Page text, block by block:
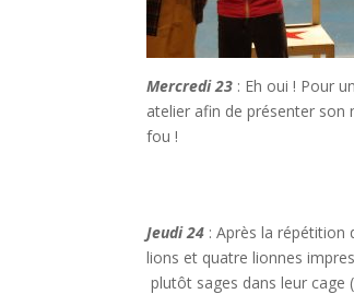
Mercredi 23 : Eh oui ! Pour
atelier afin de présenter son
fou !
Jeudi 24 : Après la répétition
lions et quatre lionnes
plutôt sages dans leur cage